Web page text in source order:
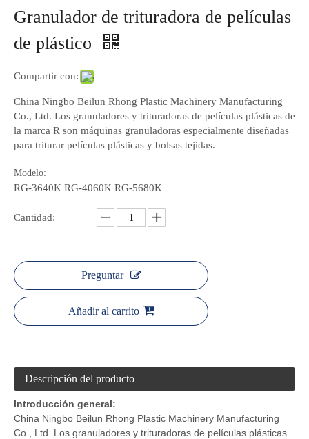
Granulador de trituradora de películas
de plástico
Compartir con:
China Ningbo Beilun Rhong Plastic Machinery Manufacturing
Co., Ltd. Los granuladores y trituradoras de películas plásticas de
la marca R son máquinas granuladoras especialmente diseñadas
para triturar películas plásticas y bolsas tejidas.
Modelo:
RG-3640K RG-4060K RG-5680K
Cantidad:
Preguntar
Añadir al carrito
Descripción del producto
Introducción general:
China Ningbo Beilun Rhong Plastic Machinery Manufacturing
Co., Ltd. Los granuladores y trituradoras de películas plásticas